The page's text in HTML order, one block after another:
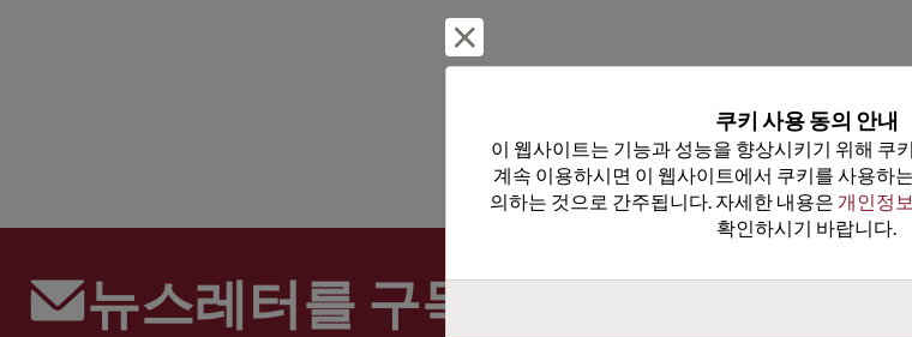
뉴스레터를 구독하세요
쿠키 사용 동의 안내
이 웹사이트는 기능과 성능을 향상시키기 위해 쿠
계속 이용하시면 이 웹사이트에서 쿠키를 사용하
의하는 것으로 간주됩니다. 자세한 내용은 개인정
확인하시기 바랍니다.